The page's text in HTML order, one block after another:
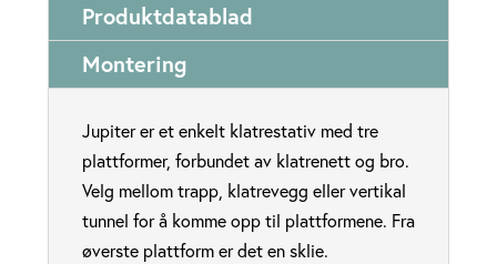
Produktdatablad
Montering
Jupiter er et enkelt klatrestativ med tre
plattformer, forbundet av klatrenett og bro.
Velg mellom trapp, klatrevegg eller vertikal
tunnel for å komme opp til plattformene. Fra
øverste plattform er det en sklie.